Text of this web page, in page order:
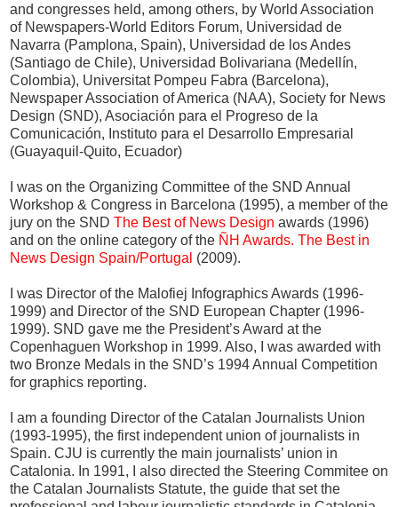
and congresses held, among others, by World Association
of Newspapers-World Editors Forum, Universidad de
Navarra (Pamplona, Spain), Universidad de los Andes
(Santiago de Chile), Universidad Bolivariana (Medellín,
Colombia), Universitat Pompeu Fabra (Barcelona),
Newspaper Association of America (NAA), Society for News
Design (SND), Asociación para el Progreso de la
Comunicación, Instituto para el Desarrollo Empresarial
(Guayaquil-Quito, Ecuador)
I was on the Organizing Committee of the SND Annual
Workshop & Congress in Barcelona (1995), a member of the
jury on the SND The Best of News Design awards (1996)
and on the online category of the ÑH Awards. The Best in
News Design Spain/Portugal (2009).
I was Director of the Malofiej Infographics Awards (1996-
1999) and Director of the SND European Chapter (1996-
1999). SND gave me the President’s Award at the
Copenhaguen Workshop in 1999. Also, I was awarded with
two Bronze Medals in the SND’s 1994 Annual Competition
for graphics reporting.
I am a founding Director of the Catalan Journalists Union
(1993-1995), the first independent union of journalists in
Spain. CJU is currently the main journalists’ union in
Catalonia. In 1991, I also directed the Steering Commitee on
the Catalan Journalists Statute, the guide that set the